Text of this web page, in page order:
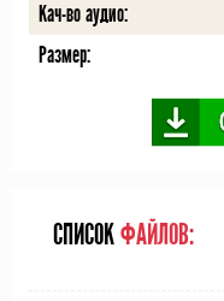
Кач-во аудио:
Размер:
СПИСОКФАЙЛОВ: